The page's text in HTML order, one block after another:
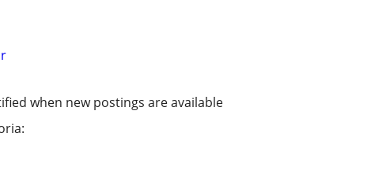
when new postings are available